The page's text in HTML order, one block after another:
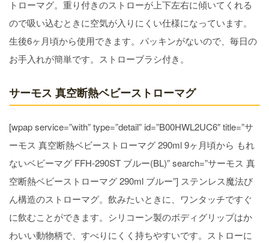
トローマグ。重り付きのストローが上下左右に傾いてくれる
ので吸い込むときに空気が入りにくい仕様になっています。
生後6ヶ月頃から使用できます。パッキンがないので、毎日の
お手入れが簡単です。ストローブラシ付き。
サーモス 真空断熱ベビーストローマグ
[wpap service=”with” type=”detail” id=”B00HWL2UC6″ title=”サ
ーモス 真空断熱ベビーストローマグ 290ml 9ヶ月頃から もれ
ないベビーマグ FFH-290ST ブルー(BL)” search=”サーモス 真
空断熱ベビーストローマグ 290ml ブルー”] ステンレス魔法び
ん構造のストローマグ。飲みたいときに、ワンタッチですぐ
に飲むことができます。シリコーン製のボディグリップはか
わいい動物柄で、すべりにくく持ちやすいです。ストローに